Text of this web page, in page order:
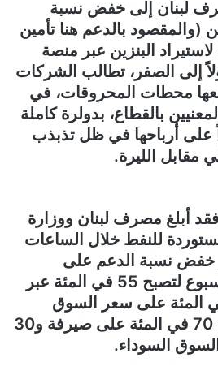
لبنان إلى خفض نسبة
(والمقصود بالدعم هنا تأمين
البنزين عبر منصة
إلى الصفر، تطالب الشركات
محطات المحروقات، في
بالقطاع، بدولرة كاملة
على أرباحها في ظل تذبذب
الليرة.
أبلغ مصرف لبنان ووزارة
للنفط خلال الساعات
خفض نسبة الدعم على
المحروقات بداية الأسبوع لتصبح 55 في المئة عبر
صيرفة و45 في المئة على سعر السوق
السوداء، بعدما كانت 70 في المئة على صيرفة و30
السوداء.